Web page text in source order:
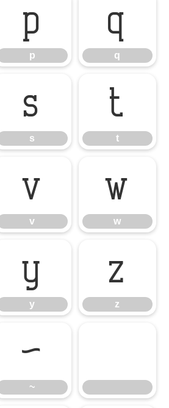
p
p
q
q
s
s
t
t
v
v
w
w
y
y
z
z
~
~